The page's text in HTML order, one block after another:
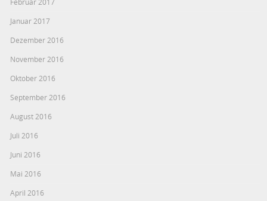
Januar 2017
Dezember 2016
November 2016
Oktober 2016
September 2016
August 2016
Juli 2016
Juni 2016
Mai 2016
April 2016